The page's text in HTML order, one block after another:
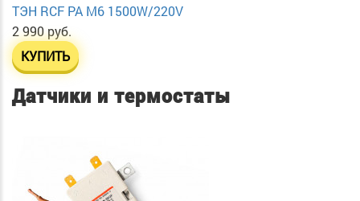
ТЭН RСF PA М6 1500W/220V
2 990 руб.
КУПИТЬ
Датчики и термостаты